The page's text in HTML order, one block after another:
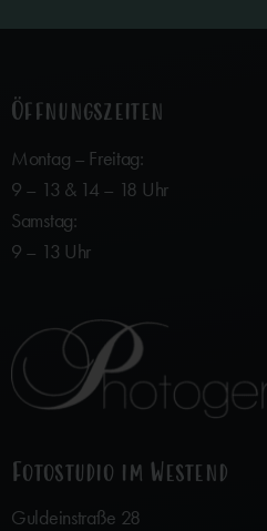
Öffnungszeiten
Montag – Freitag:
9 – 13 & 14 – 18 Uhr
Samstag:
9 – 13 Uhr
Fotostudio im Westend
Guldeinstraße 28